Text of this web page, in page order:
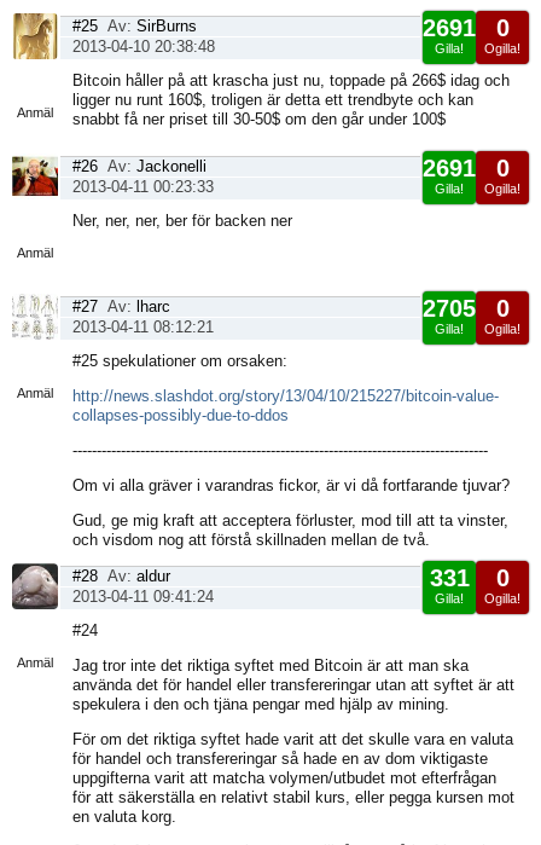
Anmäl
0
Ogilla!
2691
Gilla!
#25 Av: SirBurns
2013-04-10 20:38:48
Bitcoin håller på att krascha just nu, toppade på 266$ idag och
ligger nu runt 160$, troligen är detta ett trendbyte och kan
snabbt få ner priset till 30-50$ om den går under 100$
Anmäl
0
Ogilla!
2691
Gilla!
#26 Av: Jackonelli
2013-04-11 00:23:33
Ner, ner, ner, ber för backen ner
Anmäl
0
Ogilla!
2705
Gilla!
#27 Av:
lharc
2013-04-11 08:12:21
#25 spekulationer om orsaken:
http://news.slashdot.org/story/13/04/10/215227/bitcoin-value-
collapses-possibly-due-to-ddos
--------------------------------------------------------------------------------------
Om vi alla gräver i varandras fickor, är vi då fortfarande tjuvar?
Gud, ge mig kraft att acceptera förluster, mod till att ta vinster,
och visdom nog att förstå skillnaden mellan de två.
Anmäl
0
Ogilla!
331
Gilla!
#28 Av: aldur
2013-04-11 09:41:24
#24
Jag tror inte det riktiga syftet med Bitcoin är att man ska
använda det för handel eller transfereringar utan att syftet är att
spekulera i den och tjäna pengar med hjälp av mining.
För om det riktiga syftet hade varit att det skulle vara en valuta
för handel och transfereringar så hade en av dom viktigaste
uppgifterna varit att matcha volymen/utbudet mot efterfrågan
för att säkerställa en relativt stabil kurs, eller pegga kursen mot
en valuta korg.